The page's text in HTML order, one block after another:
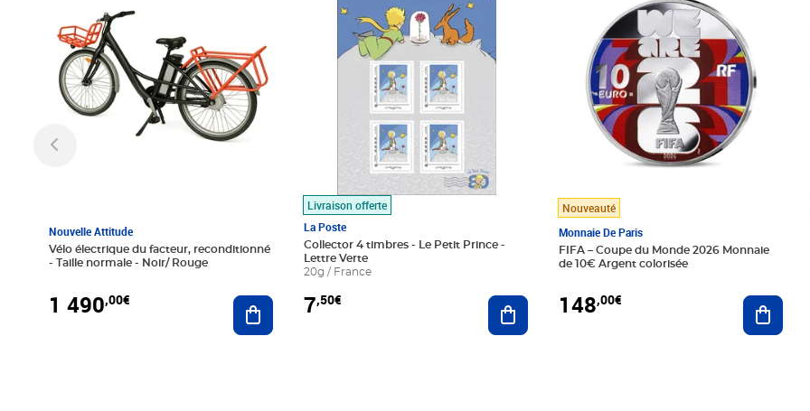
Nouvelle Attitude
Vélo électrique du facteur, reconditionné
- Taille normale - Noir/ Rouge
1 490,00€ Ajouter au panier
Livraison offerte
La Poste
Collector 4 timbres - Le Petit Prince -
Lettre Verte
20g / France
7,50€ Ajouter au panier
Nouveauté
Monnaie De Paris
FIFA – Coupe du Monde 2026 Monnaie
de 10€ Argent colorisée
148,00€